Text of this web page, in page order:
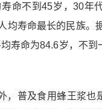
命不到45岁，30年
均寿命最长的民族。
寿命为84.6岁，不
，普及食用蜂王浆也